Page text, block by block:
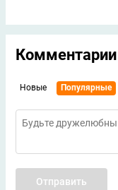
Комментарии
Новые Популярные
Отправить